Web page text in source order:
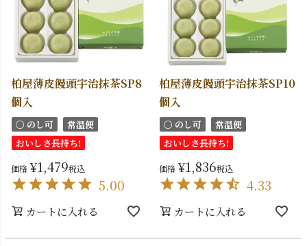
柏屋薄皮饅頭宇治抹茶SP8
個入
〇 のし可
常温便
おいしさ長持ち!
価格 ¥1,479税込
5.00
カートに入れる
柏屋薄皮饅頭宇治抹茶SP10
個入
〇 のし可
常温便
おいしさ長持ち!
価格 ¥1,836税込
4.33
カートに入れる